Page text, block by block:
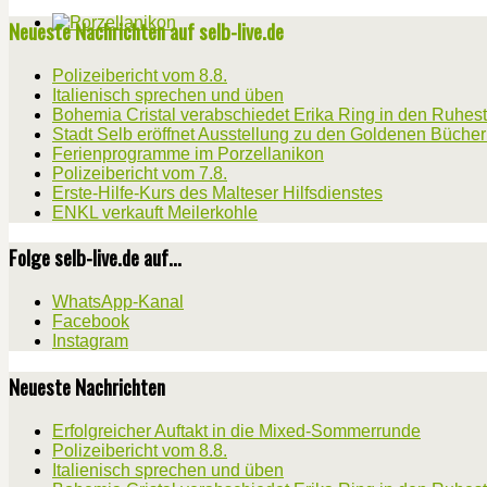
Neueste Nachrichten auf selb-live.de
Polizeibericht vom 8.8.
Italienisch sprechen und üben
Bohemia Cristal verabschiedet Erika Ring in den
Stadt Selb eröffnet Ausstellung zu den Goldenen
Ferienprogramme im Porzellanikon
Polizeibericht vom 7.8.
Erste-Hilfe-Kurs des Malteser Hilfsdienstes
ENKL verkauft Meilerkohle
Folge selb-live.de auf...
WhatsApp-Kanal
Facebook
Instagram
Neueste Nachrichten
Erfolgreicher Auftakt in die Mixed-Sommerrunde
Polizeibericht vom 8.8.
Italienisch sprechen und üben